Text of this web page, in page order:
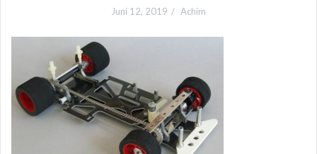
Juni 12, 2019 Achim